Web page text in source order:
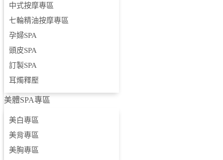
中式按摩專區
七輪精油按摩專區
孕婦SPA
頭皮SPA
訂製SPA
耳燭釋壓
美體SPA專區
美白專區
美背專區
美胸專區
TOP10強檔
SPA按摩
599元絕對必買
男女適用
獨特SPA專區
中式按摩專區